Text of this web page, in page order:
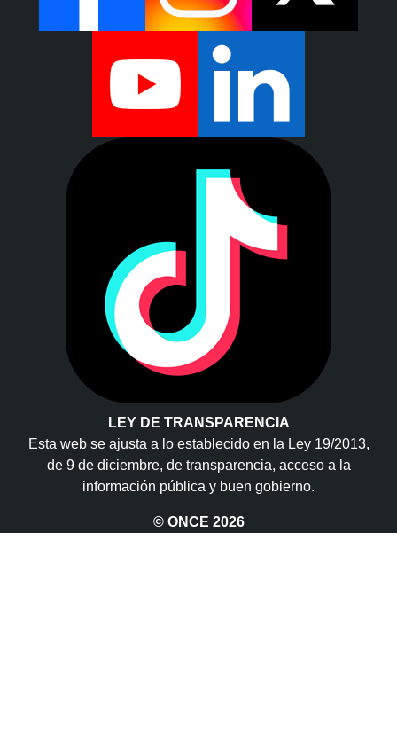
LEY DE TRANSPARENCIA
Esta web se ajusta a lo establecido en la Ley 19/2013,
de 9 de diciembre, de transparencia, acceso a la
información pública y buen gobierno.
© ONCE 2026